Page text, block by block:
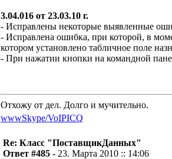
3.04.016 от 23.03.10 г.
- Исправлены некоторые выявленные
- Исправлена ошибка, при которой, в
котором установлено табличное поле
- При нажатии кнопки на командной
Отхожу от дел. Долго и мучительно.
wwwSkype/VoIPICQ
Re: Класс "ПоставщикДанных"
Ответ #485 - 23. Марта 2010 :: 14:06